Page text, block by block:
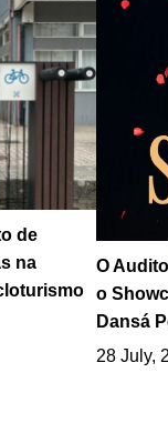
de
na
O
o
Dansá
28 July,